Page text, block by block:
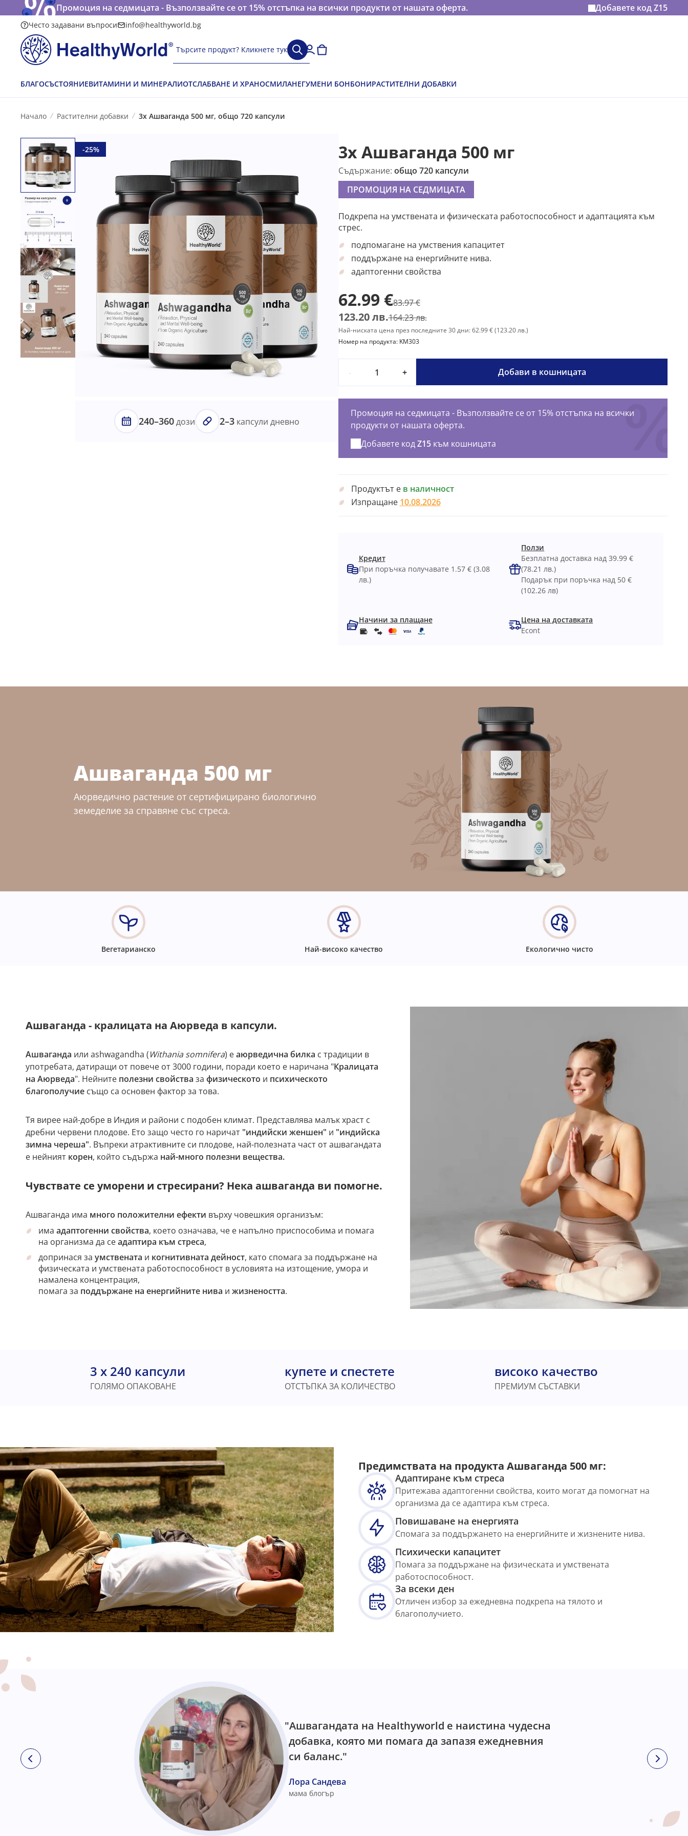
Промоция на седмицата - Възползвайте се от 15% отстъпка на всички продукти от нашата оферта. Добавете кодZ15
Често задавани въпроси info@healthyworld.bg
Търсите продукт? Кликнете тук
БЛАГОСЪСТОЯНИЕВИТАМИНИ И МИНЕРАЛИОТСЛАБВАНЕ И ХРАНОСМИЛАНЕГУМЕНИ БОНБОНИРАСТИТЕЛНИ ДОБАВКИ
Начало Растителни добавки 3x Ашваганда 500 мг, общо 720 капсули
-25%
240–360дози 2–3капсули дневно
3x Ашваганда 500 мг
Съдържание: общо 720 капсули
ПРОМОЦИЯ НА СЕДМИЦАТА
Подкрепа на умствената и физическата работоспособност и адаптацията към
стрес.
подпомагане на умствения капацитет
поддържане на енергийните нива.
адаптогенни свойства
62.99 €83.97 €
123.20 лв.164.23 лв.
Най-ниската цена през последните 30 дни: 62.99 €(123.20 лв.)
Номер на продукта: KM303
+ Добави в кошницата
Промоция на седмицата - Възползвайте се от 15% отстъпка на всички
продукти от нашата оферта.
Добавете кодZ15към кошницата
Продуктът е в наличност
Изпращане 10.08.2026
Кредит
При поръчка получавате 1.57 € (3.08
лв.)
Ползи
Безплатна доставка над 39.99 €
(78.21 лв.)
Подарък при поръчка над 50 €
(102.26 лв)
Начини за плащане
Цена на доставката
Econt
Ашваганда 500 мг
Аюрведично растение от сертифицирано биологично
земеделие за справяне със стреса.
Вегетарианско Най-високо качество Екологично чисто
Ашваганда - кралицата на Аюрведа в капсули.
Ашваганда или ashwagandha (Withania somnifera) еаюрведична билка с традиции в
употребата, датиращи от повече от 3000 години, поради което е наричана "Кралицата
на Аюрведа". Нейните полезни свойства за физическото и психическото
благополучие също са основен фактор за това.
Тя вирее най-добре в Индия и райони с подобен климат. Представлява малък храст с
дребни червени плодове. Ето защо често го наричат "индийски женшен" и "индийска
зимна череша". Въпреки атрактивните си плодове, най-полезната част от ашвагандата
е нейният корен, който съдържа най-много полезни вещества.
Чувствате се уморени и стресирани? Нека ашваганда ви помогне.
Ашваганда има много положителни ефекти върху човешкия организъм:
има адаптогенни свойства, което означава, че е напълно приспособима и помага
на организма да сеадаптира към стреса,
допринася за умствената и когнитивната дейност, като спомага за поддържане на
физическата и умствената работоспособност в условията на изтощение, умора и
намалена концентрация,
помага за поддържане на енергийните нива и жизнеността.
3 x 240 капсули
ГОЛЯМО ОПАКОВАНЕ
купете и спестете
ОТСТЪПКА ЗА КОЛИЧЕСТВО
високо качество
ПРЕМИУМ СЪСТАВКИ
Предимствата на продукта Ашваганда 500 мг:
Адаптиране към стреса
Притежава адаптогенни свойства, които могат да помогнат на
организма да се адаптира към стреса.
Повишаване на енергията
Спомага за поддържането на енергийните и жизнените нива.
Психически капацитет
Помага за поддържане на физическата и умствената
работоспособност.
За всеки ден
Отличен избор за ежедневна подкрепа на тялото и
благополучието.
"Ашвагандата на Healthyworld е наистина чудесна
добавка, която ми помага да запазя ежедневния
си баланс."
Лора Сандева
мама блогър